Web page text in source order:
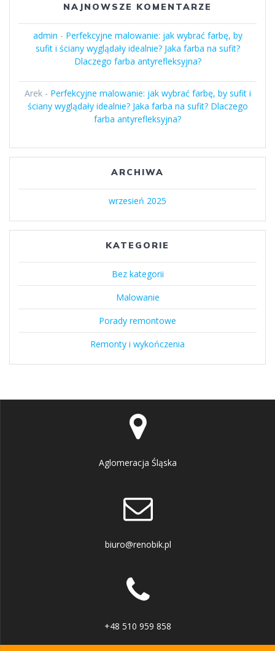
NAJNOWSZE KOMENTARZE
admin - Perfekcyjne malowanie: jak wybrać farbę, by
sufit i ściany wyglądały idealnie? Jaka farba na sufit?
Dlaczego farba antyrefleksyjna?
Arek- Perfekcyjne malowanie: jak wybrać farbę, by sufit i
ściany wyglądały idealnie? Jaka farba na sufit? Dlaczego
farba antyrefleksyjna?
ARCHIWA
wrzesień 2025
KATEGORIE
Bez kategorii
Malowanie
Porady remontowe
Remonty i wykończenia
Aglomeracja Śląska
biuro@renobik.pl
+48 510 959 858